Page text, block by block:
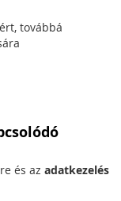
továbbá
és az adatkezelés